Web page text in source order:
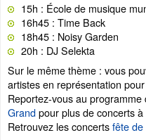
15h : École de musique
16h45 : Time Back
18h45 : Noisy Garden
20h : DJ Selekta
Sur le même thème : vous
artistes en représentation
Reportez-vous au programme
Grandpour plus de concerts
Retrouvez les concertsfête de